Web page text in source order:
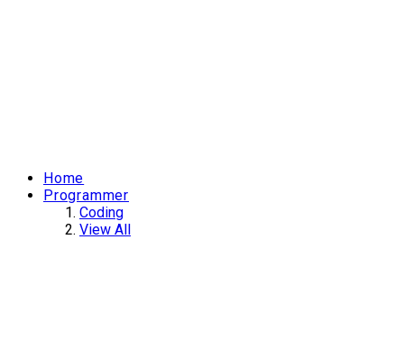
Home
Programmer
Coding
View All